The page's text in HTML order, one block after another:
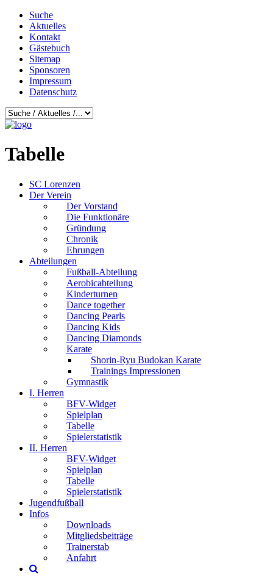
Suche
Aktuelles
Kontakt
Gästebuch
Sitemap
Sponsoren
Impressum
Datenschutz
Tabelle
SC Lorenzen
Der Verein
Der Vorstand
Die Funktionäre
Gründung
Chronik
Ehrungen
Abteilungen
Fußball-Abteilung
Aerobicabteilung
Kinderturnen
Dance together
Dancing Pearls
Dancing Kids
Dancing Diamonds
Karate
Shorin-Ryu Budokan Karate
Trainings Impressionen
Gymnastik
I. Herren
BFV-Widget
Spielplan
Tabelle
Spielerstatistik
II. Herren
BFV-Widget
Spielplan
Tabelle
Spielerstatistik
Jugendfußball
Infos
Downloads
Mitgliedsbeiträge
Trainerstab
Anfahrt